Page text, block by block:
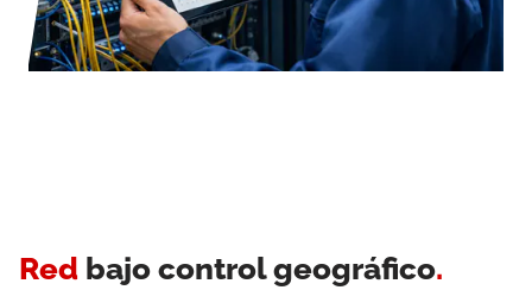
Red bajo control geográfico.